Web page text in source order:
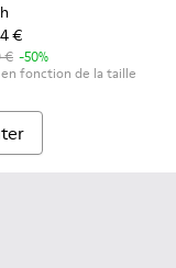
€
€ -50%
en fonction de la taille